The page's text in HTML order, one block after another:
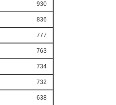
930
836
777
763
734
732
638